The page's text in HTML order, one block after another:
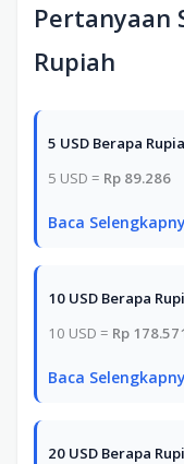
Pertanyaan
Rupiah
5 USD Berapa
5 USD = Rp 89.286
Baca
10 USD Berapa
10 USD = Rp
Baca
20 USD Berapa